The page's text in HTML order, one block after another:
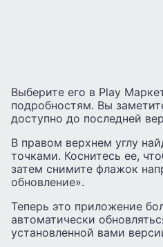
Выберите его в Play
подробностям. Вы
доступно до последней
В правом верхнем углу
точками. Коснитесь ее,
затем снимите флажок
обновление».
Теперь это приложение
автоматически
установленной вами